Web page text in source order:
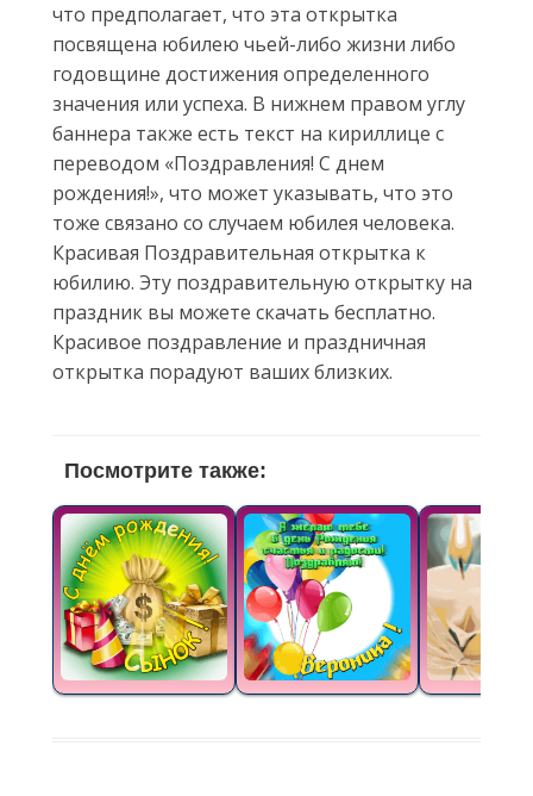
что предполагает, что эта открытка
посвящена юбилею чьей-либо жизни либо
годовщине достижения определенного
значения или успеха. В нижнем правом углу
баннера также есть текст на кириллице с
переводом «Поздравления! С днем
рождения!», что может указывать, что это
тоже связано со случаем юбилея человека.
Красивая Поздравительная открытка к
юбилию. Эту поздравительную открытку на
праздник вы можете скачать бесплатно.
Красивое поздравление и праздничная
открытка порадуют ваших близких.
Посмотрите также: